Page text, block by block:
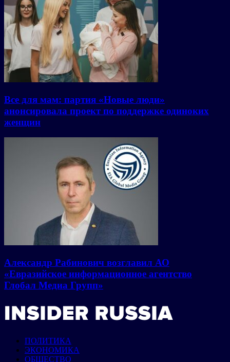
Все для мам: партия «Новые люди»
анонсировала проект по поддержке одиноких
женщин
Александр Рабинович возглавил АО
«Евразийское информационное агентство
Глобал Медиа Групп»
ПОЛИТИКА
ЭКОНОМИКА
ОБЩЕСТВО